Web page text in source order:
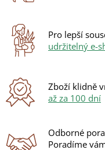
Pro lepší
udržitelný e-
Zboží klidně
až za 100 dní
Odborné
Poradíme